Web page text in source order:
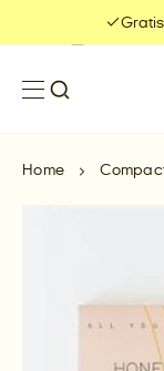
Home